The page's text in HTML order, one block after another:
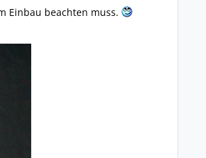
Einbau beachten muss.